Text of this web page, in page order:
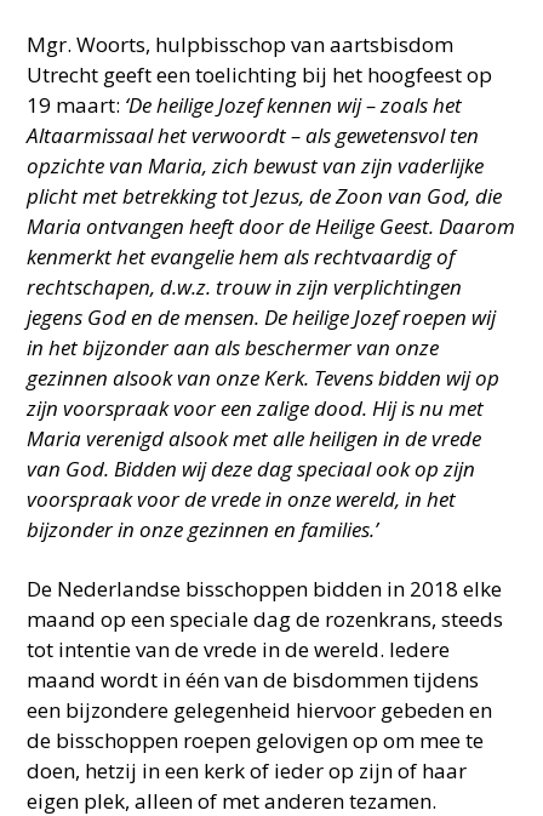
Mgr. Woorts, hulpbisschop van aartsbisdom
Utrecht geeft een toelichting bij het hoogfeest op
19 maart: ‘De heilige Jozef kennen wij – zoals het
Altaarmissaal het verwoordt – als gewetensvol ten
opzichte van Maria, zich bewust van zijn vaderlijke
plicht met betrekking tot Jezus, de Zoon van God, die
Maria ontvangen heeft door de Heilige Geest. Daarom
kenmerkt het evangelie hem als rechtvaardig of
rechtschapen, d.w.z. trouw in zijn verplichtingen
jegens God en de mensen. De heilige Jozef roepen wij
in het bijzonder aan als beschermer van onze
gezinnen alsook van onze Kerk. Tevens bidden wij op
zijn voorspraak voor een zalige dood. Hij is nu met
Maria verenigd alsook met alle heiligen in de vrede
van God. Bidden wij deze dag speciaal ook op zijn
voorspraak voor de vrede in onze wereld, in het
bijzonder in onze gezinnen en families.’
De Nederlandse bisschoppen bidden in 2018 elke
maand op een speciale dag de rozenkrans, steeds
tot intentie van de vrede in de wereld. Iedere
maand wordt in één van de bisdommen tijdens
een bijzondere gelegenheid hiervoor gebeden en
de bisschoppen roepen gelovigen op om mee te
doen, hetzij in een kerk of ieder op zijn of haar
eigen plek, alleen of met anderen tezamen.